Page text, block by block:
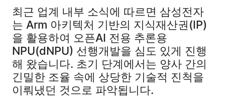
최근 업계 내부 소식에 따르면 삼성전자
는 Arm 아키텍처 기반의 지식재산권(IP)
을 활용하여 오픈AI 전용 추론용
NPU(dNPU) 선행개발을 심도 있게 진행
해 왔습니다. 초기 단계에서는 양사 간의
긴밀한 조율 속에 상당한 기술적 진척을
이뤄냈던 것으로 파악됩니다.